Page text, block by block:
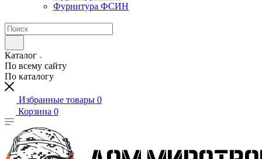
Фурнитура ФСИН
Каталог
По всему сайту
По каталогу
Избранные товары 0
Корзина 0